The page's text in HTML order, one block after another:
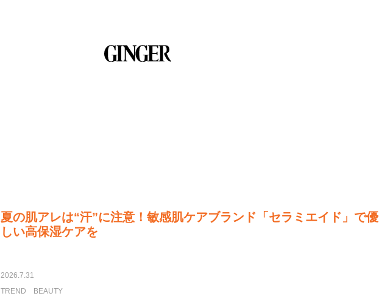
夏の肌アレは“汗”に注意！敏感肌ケアブランド「セラミエイド」で優
しい高保湿ケアを
2026.7.31
TREND
BEAUTY